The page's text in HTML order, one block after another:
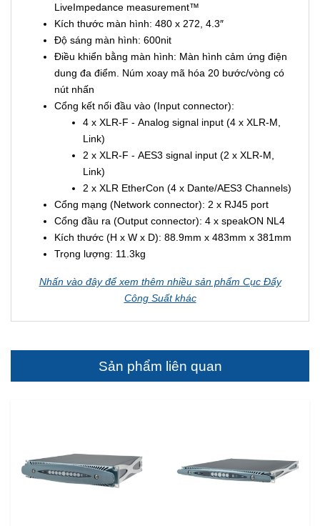
LiveImpedance measurement™
Kích thước màn hình: 480 x 272, 4.3″
Độ sáng màn hình: 600nit
Điều khiển bằng màn hình: Màn hình cảm ứng điện
dung đa điểm. Núm xoay mã hóa 20 bước/vòng có
nút nhấn
Cổng kết nối đầu vào (Input connector):
4 x XLR-F - Analog signal input (4 x XLR-M,
Link)
2 x XLR-F - AES3 signal input (2 x XLR-M,
Link)
2 x XLR EtherCon (4 x Dante/AES3 Channels)
Cổng mạng (Network connector): 2 x RJ45 port
Cổng đầu ra (Output connector): 4 x speakON NL4
Kích thước (H x W x D): 88.9mm x 483mm x 381mm
Trọng lượng: 11.3kg
Nhấn vào đây để xem thêm nhiều sản phẩm Cục Đẩy
Công Suất khác
Sản phẩm liên quan